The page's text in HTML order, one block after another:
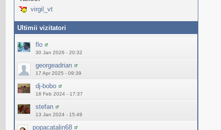
virgil_vt
Ultimii vizitatori
flo
30 Jan 2026 - 20:32
georgeadrian
17 Apr 2025 - 09:39
dj-bobo
18 Feb 2024 - 17:37
stefan
13 Jan 2024 - 15:49
popacatalin68